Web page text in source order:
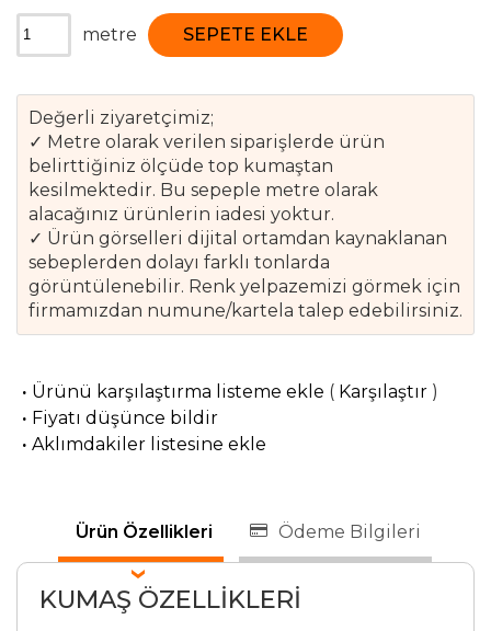
metre SEPETE EKLE
Değerli ziyaretçimiz;
✓ Metre olarak verilen siparişlerde ürün
belirttiğiniz ölçüde top kumaştan
kesilmektedir. Bu sepeple metre olarak
alacağınız ürünlerin iadesi yoktur.
✓ Ürün görselleri dijital ortamdan kaynaklanan
sebeplerden dolayı farklı tonlarda
görüntülenebilir. Renk yelpazemizi görmek için
firmamızdan numune/kartela talep edebilirsiniz.
· Ürünü karşılaştırma listeme ekle ( Karşılaştır)
· Fiyatı düşünce bildir
· Aklımdakiler listesine ekle
Ürün Özellikleri Ödeme Bilgileri
KUMAŞ ÖZELLİKLERİ